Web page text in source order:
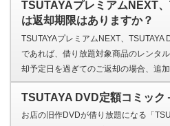
TSUTAYAプレミアムNEXT
は返却期限はありますか？
TSUTAYAプレミアムNEXT、TSUTAYA
であれば、借り放題対象商品のレンタ
却予定日を過ぎてのご返却の場合、追
TSUTAYA DVD定額コミック
お店の旧作DVDが借り放題になる「